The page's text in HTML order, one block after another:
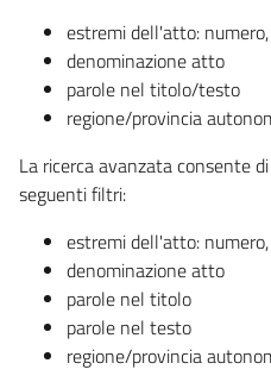
estremi dell'atto:
denominazione atto
parole nel titolo/testo
regione/provincia
La ricerca avanzata consente
seguenti filtri:
estremi dell'atto:
denominazione atto
parole nel titolo
parole nel testo
regione/provincia